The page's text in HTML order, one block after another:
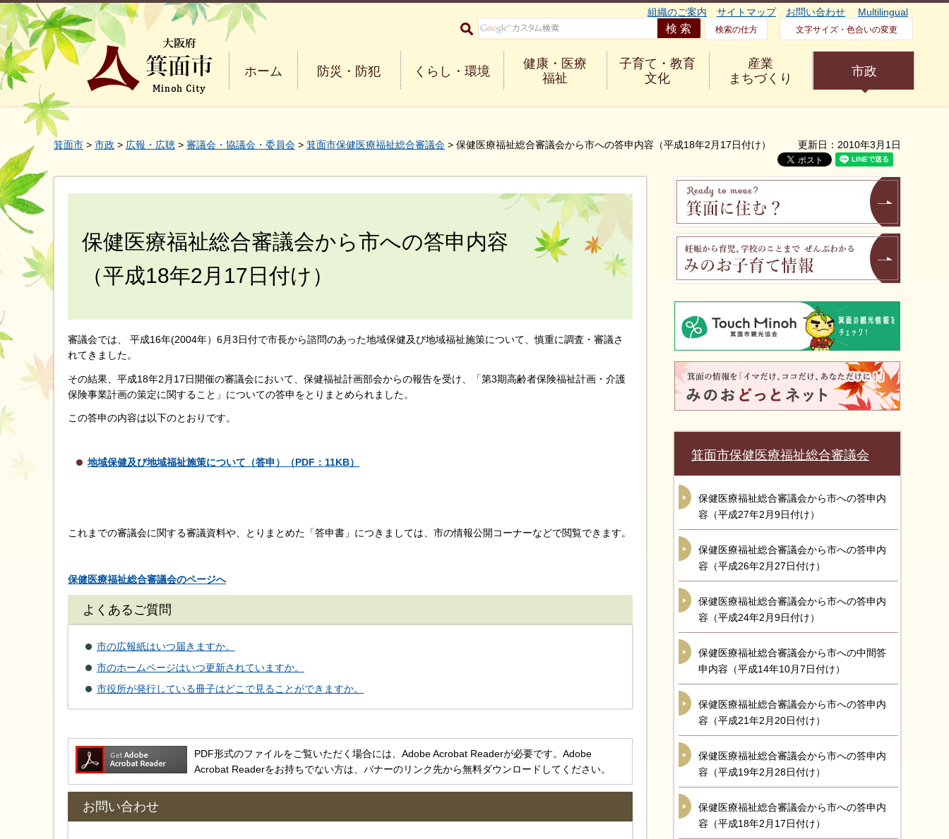
大阪府箕面市 Minoh City
組織のご案内 サイトマップ お問い合わせ Multilingual
検索の仕方 文字サイズ・色合いの変更
ホーム 防災・防犯 くらし・環境
健康・医療
福祉
子育て・教育
文化
産業
まちづくり
市政
箕面市 > 市政 > 広報・広聴 > 審議会・協議会・委員会 > 箕面市保健医療福祉総合審議会 > 保健医療福祉総合審議会から市への答申内容（平成18年2月17日付け） 更新日：2010年3月1日
保健医療福祉総合審議会から市への答申内容
（平成18年2月17日付け）
審議会では、 平成16年(2004年）6月3日付で市長から諮問のあった地域保健及び地域福祉施策について、慎重に調査・審議さ
れてきました。
その結果、平成18年2月17日開催の審議会において、保健福祉計画部会からの報告を受け、「第3期高齢者保険福祉計画・介護
保険事業計画の策定に関すること」についての答申をとりまとめられました。
この答申の内容は以下のとおりです。
地域保健及び地域福祉施策について（答申）（PDF：11KB）
これまでの審議会に関する審議資料や、とりまとめた「答申書」につきましては、市の情報公開コーナーなどで閲覧できます。
保健医療福祉総合審議会のページへ
よくあるご質問
市の広報紙はいつ届きますか。
市のホームページはいつ更新されていますか。
市役所が発行している冊子はどこで見ることができますか。
PDF形式のファイルをご覧いただく場合には、Adobe Acrobat Readerが必要です。Adobe
Acrobat Readerをお持ちでない方は、バナーのリンク先から無料ダウンロードしてください。
お問い合わせ
箕面市保健医療福祉総合審議会
保健医療福祉総合審議会から市への答申内
容（平成27年2月9日付け）
保健医療福祉総合審議会から市への答申内
容（平成26年2月27日付け）
保健医療福祉総合審議会から市への答申内
容（平成24年2月9日付け）
保健医療福祉総合審議会から市への中間答
申内容（平成14年10月7日付け）
保健医療福祉総合審議会から市への答申内
容（平成21年2月20日付け）
保健医療福祉総合審議会から市への答申内
容（平成19年2月28日付け）
保健医療福祉総合審議会から市への答申内
容（平成18年2月17日付け）